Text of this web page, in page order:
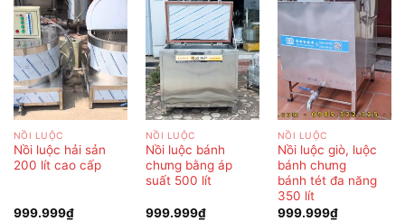
NỒI LUỘC
Nồi luộc hải sản
200 lít cao cấp
999.999₫
NỒI LUỘC
Nồi luộc bánh
chưng bằng áp
suất 500 lít
999.999₫
NỒI LUỘC
Nồi luộc giò, luộc
bánh chưng
bánh tét đa năng
350 lít
999.999₫